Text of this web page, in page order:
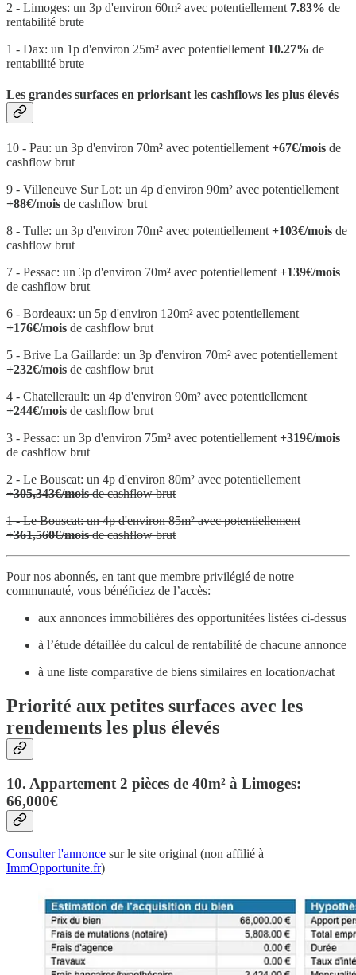
2 - Limoges: un 3p d'environ 60m² avec potentiellement 7.83% de
rentabilité brute
1 - Dax: un 1p d'environ 25m² avec potentiellement 10.27% de
rentabilité brute
Les grandes surfaces en priorisant les cashflows les plus élevés
10 - Pau: un 3p d'environ 70m² avec potentiellement +67€/mois de
cashflow brut
9 - Villeneuve Sur Lot: un 4p d'environ 90m² avec potentiellement
+88€/mois de cashflow brut
8 - Tulle: un 3p d'environ 70m² avec potentiellement +103€/mois de
cashflow brut
7 - Pessac: un 3p d'environ 70m² avec potentiellement +139€/mois
de cashflow brut
6 - Bordeaux: un 5p d'environ 120m² avec potentiellement
+176€/mois de cashflow brut
5 - Brive La Gaillarde: un 3p d'environ 70m² avec potentiellement
+232€/mois de cashflow brut
4 - Chatellerault: un 4p d'environ 90m² avec potentiellement
+244€/mois de cashflow brut
3 - Pessac: un 3p d'environ 75m² avec potentiellement +319€/mois
de cashflow brut
2 - Le Bouscat: un 4p d'environ 80m² avec potentiellement
+305,343€/moisde cashflow brut
1 - Le Bouscat: un 4p d'environ 85m² avec potentiellement
+361,560€/moisde cashflow brut
Pour nos abonnés, en tant que membre privilégié de notre
communauté, vous bénéficiez de l’accès:
aux annonces immobilières des opportunitées listées ci-dessus
à l’étude détaillée du calcul de rentabilité de chacune annonce
à une liste comparative de biens similaires en location/achat
Priorité aux petites surfaces avec les
rendements les plus élevés
10. Appartement 2 pièces de 40m² à Limoges:
66,000€
Consulter l'annonce sur le site original (non affilié à
ImmOpportunite.fr)